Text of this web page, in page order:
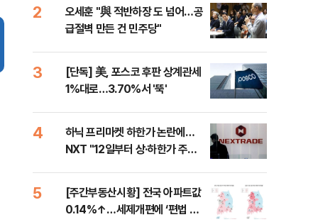
2
오세훈 "與 적반하장 도 넘어…공
급절벽 만든 건 민주당"
3
[단독] 美, 포스코 후판 상계관세
1%대로…3.70%서 '뚝'
4
하닉 프리마켓 하한가 논란에…
NXT "12일부터 상·하한가 주문
5
[주간부동산시황] 전국 아파트값
0.14%↑…세제개편에 ‘편법 주